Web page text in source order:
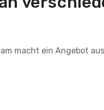
macht ein Angebot